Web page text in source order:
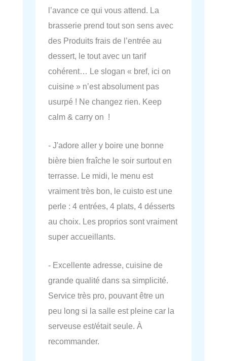
l’avance ce qui vous attend. La
brasserie prend tout son sens avec
des Produits frais de l’entrée au
dessert, le tout avec un tarif
cohérent… Le slogan « bref, ici on
cuisine » n’est absolument pas
usurpé ! Ne changez rien. Keep
calm & carry on !
- J'adore aller y boire une bonne
bière bien fraîche le soir surtout en
terrasse. Le midi, le menu est
vraiment très bon, le cuisto est une
perle : 4 entrées, 4 plats, 4 désserts
au choix. Les proprios sont vraiment
super accueillants.
- Excellente adresse, cuisine de
grande qualité dans sa simplicité.
Service très pro, pouvant être un
peu long si la salle est pleine car la
serveuse est/était seule. À
recommander.